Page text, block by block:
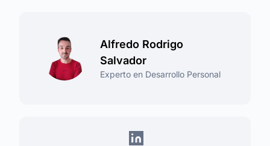
Alfredo Rodrigo
Salvador
Experto en Desarrollo Personal